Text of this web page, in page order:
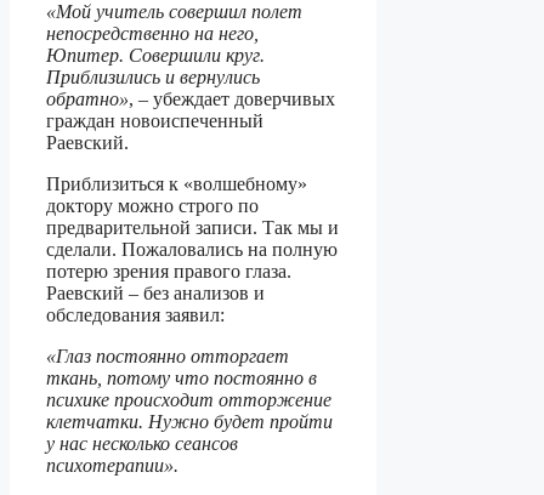
«Мой учитель совершил полет
непосредственно на него,
Юпитер. Совершили круг.
Приблизились и вернулись
обратно», – убеждает доверчивых
граждан новоиспеченный
Раевский.
Приблизиться к «волшебному»
доктору можно строго по
предварительной записи. Так мы и
сделали. Пожаловались на полную
потерю зрения правого глаза.
Раевский – без анализов и
обследования заявил:
«Глаз постоянно отторгает
ткань, потому что постоянно в
психике происходит отторжение
клетчатки. Нужно будет пройти
у нас несколько сеансов
психотерапии».